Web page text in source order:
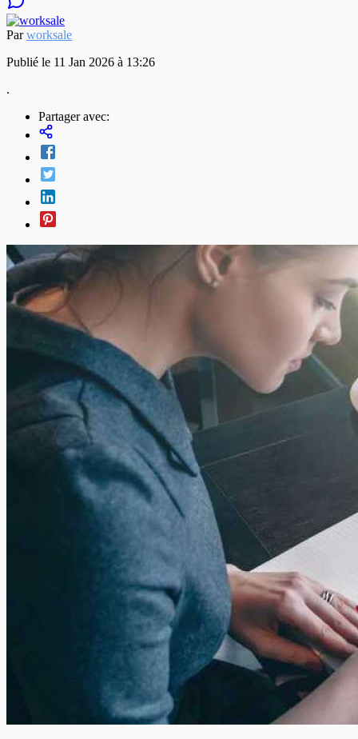
Parworksale
Publié le 11 Jan 2026 à 13:26
.
Partager avec: